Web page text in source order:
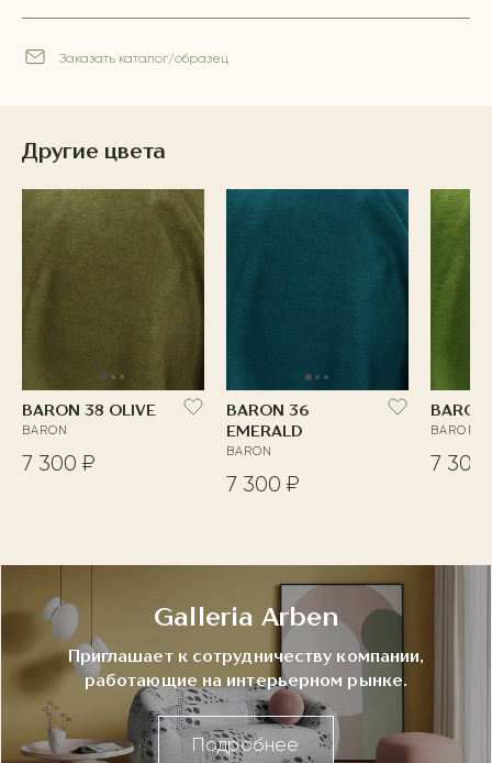
Заказать каталог/образец
Другие цвета
BARON 38 OLIVE
BARON
7 300 ₽
BARON 36
EMERALD
BARON
7 300 ₽
BARON
7 300
Galleria Arben
Приглашает к сотрудничеству компании,
работающие на интерьерном рынке.
Подробнее